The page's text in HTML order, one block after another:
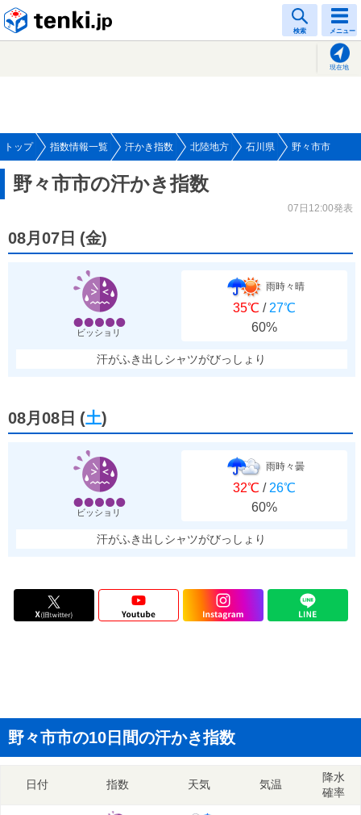
検索 メニュー
現在地
トップ 指数情報一覧 汗かき指数 北陸地方 石川県 野々市市
野々市市の汗かき指数
07日12:00発表
08月07日 (金)
ビッショリ
雨時々晴
35℃ / 27℃
60%
汗がふき出しシャツがびっしょり
08月08日 (土)
ビッショリ
雨時々曇
32℃ / 26℃
60%
汗がふき出しシャツがびっしょり
野々市市の10日間の汗かき指数
日付 指数 天気 気温
降水
確率